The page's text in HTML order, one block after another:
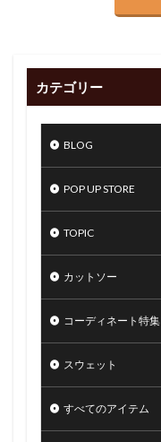
カテゴリー
BLOG
POP UP STORE
TOPIC
カットソー
コーディネート特集
スウェット
すべてのアイテム